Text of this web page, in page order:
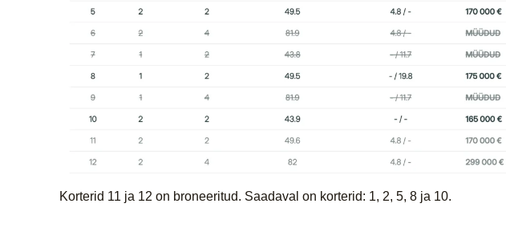
Korterid 11 ja 12 on broneeritud. Saadaval on korterid: 1, 2, 5, 8 ja 10.